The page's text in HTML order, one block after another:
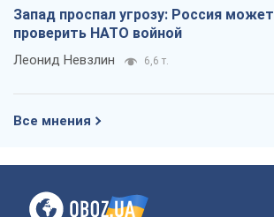
Запад проспал угрозу: Россия может
проверить НАТО войной
Леонид Невзлин 6,6 т.
Все мнения